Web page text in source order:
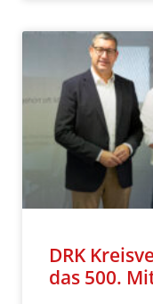
DRK
das 500.